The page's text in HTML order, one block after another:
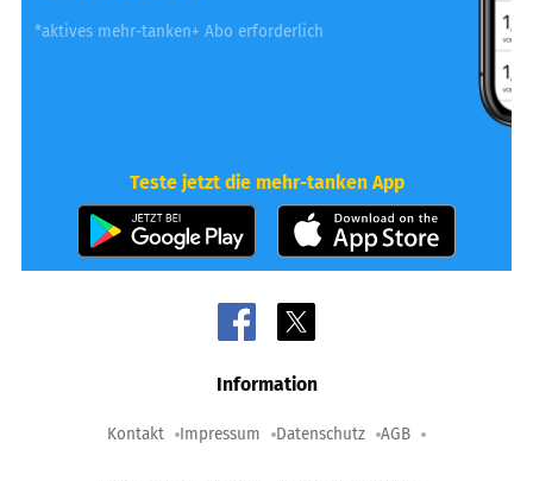
*aktives mehr-tanken+ Abo erforderlich
Teste jetzt die mehr-tanken App
Information
Kontakt Impressum Datenschutz AGB